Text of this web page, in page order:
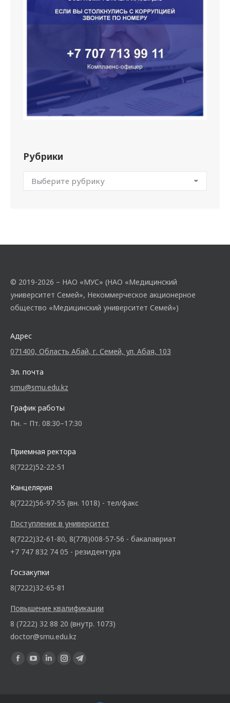
Рубрики
© 2019-2026 – НАО «МУС» (НАО «Медицинский
университет Семей», Некоммерческое акционерное
общество «Медицинский университет Семей»)
Адрес
071400, Область Абай, г. Семей, ул. Абая, 103
Эл. почта
smu@smu.edu.kz
График работы
Пн. – Пт. 08:30–17:30
Приемная ректора
8(7222)52-22-51
Канцелярия
8(7222)56-97-55 (вн. 1018) - тел/факс
Поступление в университет
8(7222)32-61-80, 8(778)008-57-56 - бакалавриат
+7 747 832 74 05 - резидентура
Госзакупки
8(7222)32-65-81
Повышение квалификации
8 (7222) 32 88 20 (внутр. 1073)
doctor@smu.edu.kz
Ищите нас: